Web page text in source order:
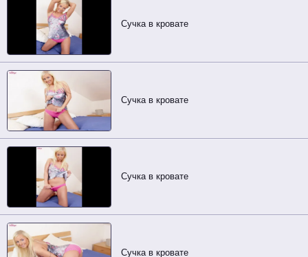
Сучка в кровате
Сучка в кровате
Сучка в кровате
Сучка в кровате